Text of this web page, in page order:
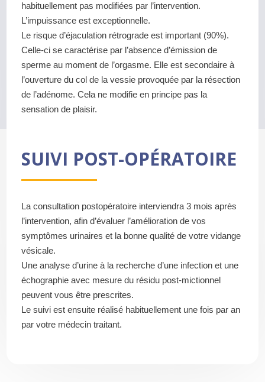
habituellement pas modifiées par l’intervention.
L’impuissance est exceptionnelle.
Le risque d’éjaculation rétrograde est important (90%).
Celle-ci se caractérise par l’absence d’émission de
sperme au moment de l’orgasme. Elle est secondaire à
l’ouverture du col de la vessie provoquée par la résection
de l’adénome. Cela ne modifie en principe pas la
sensation de plaisir.
SUIVI POST-OPÉRATOIRE
La consultation postopératoire interviendra 3 mois après
l’intervention, afin d’évaluer l’amélioration de vos
symptômes urinaires et la bonne qualité de votre vidange
vésicale.
Une analyse d’urine à la recherche d’une infection et une
échographie avec mesure du résidu post-mictionnel
peuvent vous être prescrites.
Le suivi est ensuite réalisé habituellement une fois par an
par votre médecin traitant.